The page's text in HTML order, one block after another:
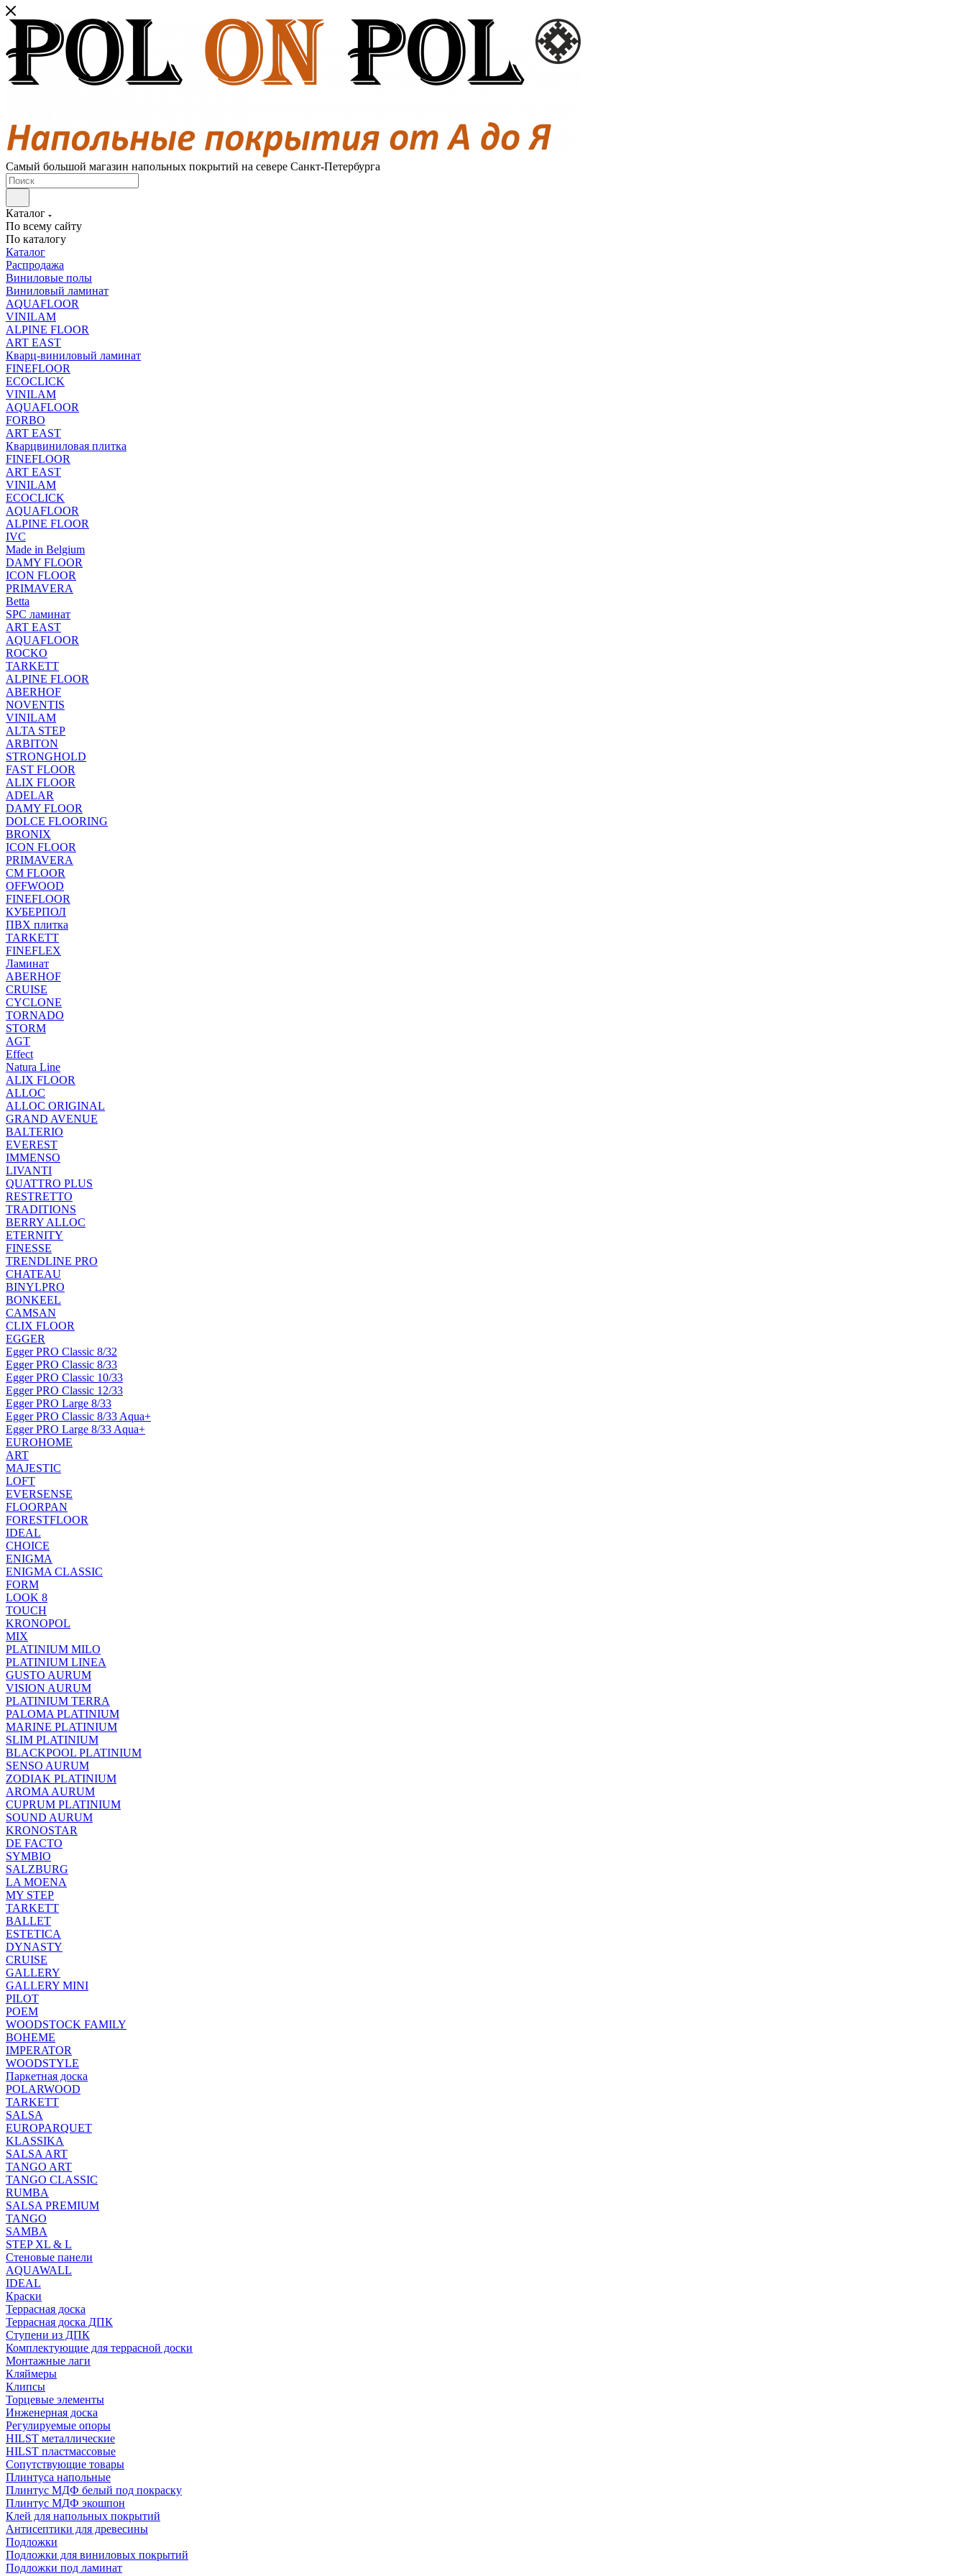
Самый большой магазин напольных покрытий на севере Санкт-Петербурга
Каталог
По всему сайту
По каталогу
Каталог
Распродажа
Виниловые полы
Виниловый ламинат
AQUAFLOOR
VINILAM
ALPINE FLOOR
ART EAST
Кварц-виниловый ламинат
FINEFLOOR
ECOCLICK
VINILAM
AQUAFLOOR
FORBO
ART EAST
Кварцвиниловая плитка
FINEFLOOR
ART EAST
VINILAM
ECOCLICK
AQUAFLOOR
ALPINE FLOOR
IVC
Made in Belgium
DAMY FLOOR
ICON FLOOR
PRIMAVERA
Betta
SPC ламинат
ART EAST
AQUAFLOOR
ROCKO
TARKETT
ALPINE FLOOR
ABERHOF
NOVENTIS
VINILAM
ALTA STEP
ARBITON
STRONGHOLD
FAST FLOOR
ALIX FLOOR
ADELAR
DAMY FLOOR
DOLCE FLOORING
BRONIX
ICON FLOOR
PRIMAVERA
CM FLOOR
OFFWOOD
FINEFLOOR
КУБЕРПОЛ
ПВХ плитка
TARKETT
FINEFLEX
Ламинат
ABERHOF
CRUISE
CYCLONE
TORNADO
STORM
AGT
Effect
Natura Line
ALIX FLOOR
ALLOC
ALLOC ORIGINAL
GRAND AVENUE
BALTERIO
EVEREST
IMMENSO
LIVANTI
QUATTRO PLUS
RESTRETTO
TRADITIONS
BERRY ALLOC
ETERNITY
FINESSE
TRENDLINE PRO
CHATEAU
BINYLPRO
BONKEEL
CAMSAN
CLIX FLOOR
EGGER
Egger PRO Classic 8/32
Egger PRO Classic 8/33
Egger PRO Classic 10/33
Egger PRO Classic 12/33
Egger PRO Large 8/33
Egger PRO Classic 8/33 Aqua+
Egger PRO Large 8/33 Aqua+
EUROHOME
ART
MAJESTIC
LOFT
EVERSENSE
FLOORPAN
FORESTFLOOR
IDEAL
CHOICE
ENIGMA
ENIGMA CLASSIC
FORM
LOOK 8
TOUCH
KRONOPOL
MIX
PLATINIUM MILO
PLATINIUM LINEA
GUSTO AURUM
VISION AURUM
PLATINIUM TERRA
PALOMA PLATINIUM
MARINE PLATINIUM
SLIM PLATINIUM
BLACKPOOL PLATINIUM
SENSO AURUM
ZODIAK PLATINIUM
AROMA AURUM
CUPRUM PLATINIUM
SOUND AURUM
KRONOSTAR
DE FACTO
SYMBIO
SALZBURG
LA MOENA
MY STEP
TARKETT
BALLET
ESTETICA
DYNASTY
CRUISE
GALLERY
GALLERY MINI
PILOT
POEM
WOODSTOCK FAMILY
BOHEME
IMPERATOR
WOODSTYLE
Паркетная доска
POLARWOOD
TARKETT
SALSA
EUROPARQUET
KLASSIKA
SALSA ART
TANGO ART
TANGO CLASSIC
RUMBA
SALSA PREMIUM
TANGO
SAMBA
STEP XL & L
Стеновые панели
AQUAWALL
IDEAL
Краски
Террасная доска
Террасная доска ДПК
Ступени из ДПК
Комплектующие для террасной доски
Монтажные лаги
Кляймеры
Клипсы
Торцевые элементы
Инженерная доска
Регулируемые опоры
HILST металлические
HILST пластмассовые
Сопутствующие товары
Плинтуса напольные
Плинтус МДФ белый под покраску
Плинтус МДФ экошпон
Клей для напольных покрытий
Антисептики для древесины
Подложки
Подложки для виниловых покрытий
Подложки под ламинат